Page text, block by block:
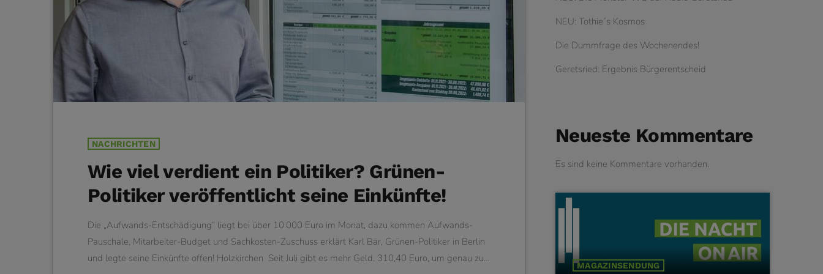
NACHRICHTEN
Wie viel verdient ein Politiker? Grünen-
Politiker veröffentlicht seine Einkünfte!
Die „Aufwands-Entschädigung“ liegt bei über 10.000 Euro im Monat, dazu kommen Aufwands-
Pauschale, Mitarbeiter-Budget und Sachkosten-Zuschuss erklärt Karl Bär, Grünen-Politiker in Berlin
und legte seine Einkünfte offen! Holzkirchen Seit Juli gibt es mehr Geld. 310,40 Euro, um genau zu
NEU: Tothie´s Kosmos
Die Dummfrage des Wochenendes!
Geretsried: Ergebnis Bürgerentscheid
Neueste Kommentare
Es sind keine Kommentare vorhanden.
MAGAZINSENDUNG